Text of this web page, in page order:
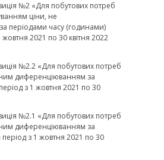
№2 «Для побутових потреб
ціни, не
періодами часу (годинами)
2021 по 30 квітня 2022
№2.2 «Для побутових потреб
диференціюванням за
з 1 жовтня 2021 по 30
№2.1 «Для побутових потреб
диференціюванням за
з 1 жовтня 2021 по 30